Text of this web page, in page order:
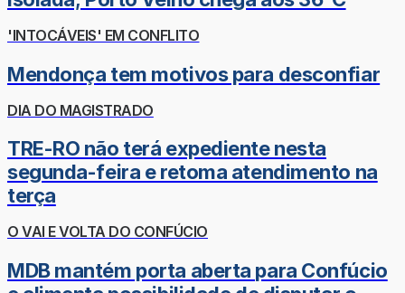
'INTOCÁVEIS' EM CONFLITO
Mendonça tem motivos para desconfiar
DIA DO MAGISTRADO
TRE-RO não terá expediente nesta
segunda-feira e retoma atendimento na
terça
O VAI E VOLTA DO CONFÚCIO
MDB mantém porta aberta para Confúcio